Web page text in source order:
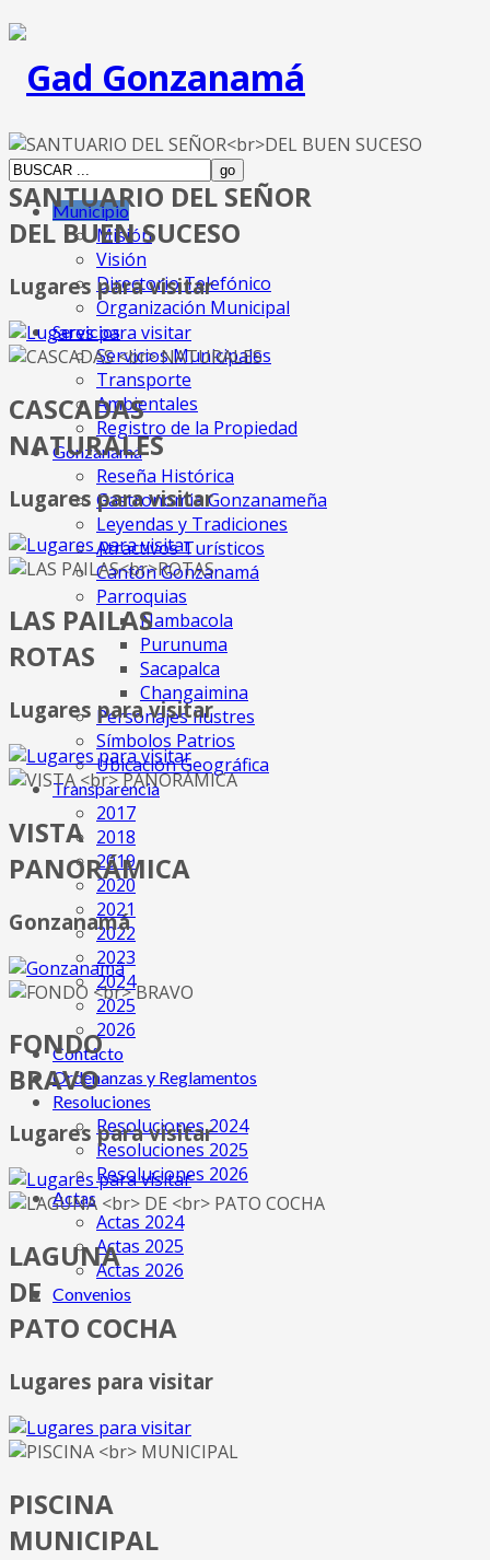
Municipio
Misión
Visión
Directorio Telefónico
Organización Municipal
Servicios
Servicios Municipales
Transporte
Ambientales
Registro de la Propiedad
Gonzanamá
Reseña Histórica
Gastronomia Gonzanameña
Leyendas y Tradiciones
Atractivos Turísticos
Cantón Gonzanamá
Parroquias
Nambacola
Purunuma
Sacapalca
Changaimina
Personajes Ilustres
Símbolos Patrios
Ubicación Geográfica
Transparencia
2017
2018
2019
2020
2021
2022
2023
2024
2025
2026
Contácto
Ordenanzas y Reglamentos
Resoluciones
Resoluciones 2024
Resoluciones 2025
Resoluciones 2026
Actas
Actas 2024
Actas 2025
Actas 2026
Convenios
SANTUARIO DEL SEÑOR
DEL BUEN SUCESO
Lugares para visitar
CASCADAS
NATURALES
Lugares para visitar
LAS PAILAS
ROTAS
Lugares para visitar
VISTA
PANORÁMICA
Gonzanamá
FONDO
BRAVO
Lugares para visitar
LAGUNA
DE
PATO COCHA
Lugares para visitar
PISCINA
MUNICIPAL